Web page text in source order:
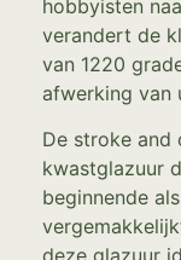
hobbyisten
verandert de
van 1220
afwerking van
De stroke and
kwastglazuur
beginnende